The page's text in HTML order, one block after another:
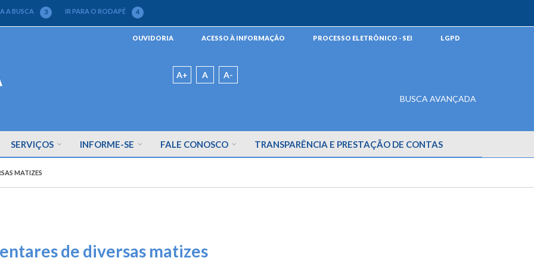
A BUSCA 3 IR PARA O RODAPÉ 4
OUVIDORIA ACESSO À INFORMAÇÃO PROCESSO ELETRÔNICO - SEI LGPD
A+ A A-
BUSCA AVANÇADA
SERVIÇOS INFORME-SE FALE CONOSCO TRANSPARÊNCIA E PRESTAÇÃO DE CONTAS
MATIZES
de diversas matizes